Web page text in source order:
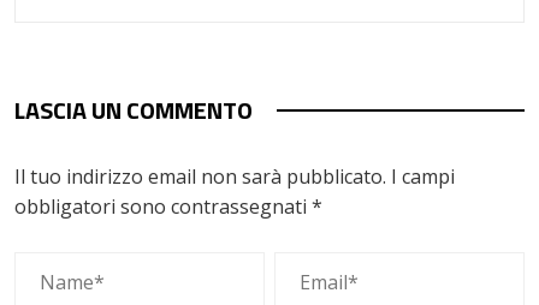
LASCIA UN COMMENTO
Il tuo indirizzo email non sarà pubblicato. I campi
obbligatori sono contrassegnati *